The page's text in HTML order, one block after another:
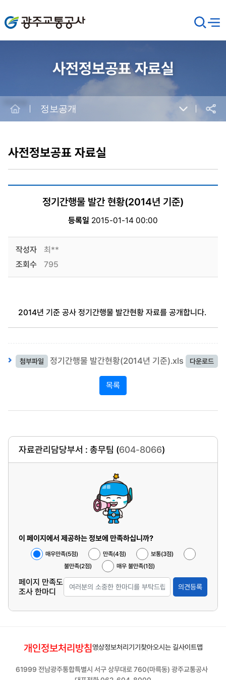
광주교통공사
검
색
창
메뉴
사전정보공표 자료실
공유
정보공개
사전정보공표 자료실
정기간행물 발간 현황(2014년 기준)
등록일 2015-01-14 00:00
작성자
최**
조회수
795
2014년 기준 공사 정기간행물 발간현황 자료를 공개합니다.
첨부파일 정기간행물 발간현황(2014년 기준).xls 다운로드
목록
자료관리담당부서 : 총무팀 (604-8066)
이 페이지에서 제공하는 정보에 만족하십니까?
매우만족(5점) 만족(4점)
보통(3점)
불만족(2점)
매우 불만족(1점)
페이지 만족도
조사 한마디
의견등록
개인정보처리방침영상정보처리기기 찾아오시는 길사이트맵
61999 전남광주통합특별시 서구 상무대로 760(마륵동) 광주교통공사